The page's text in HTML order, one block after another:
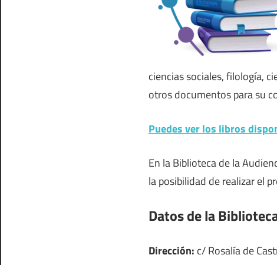
ciencias sociales, filología,
otros documentos para su
Puedes ver los libros
En la Biblioteca de la
la posibilidad de realizar el
Datos de la
Dirección: c/ Rosalía de